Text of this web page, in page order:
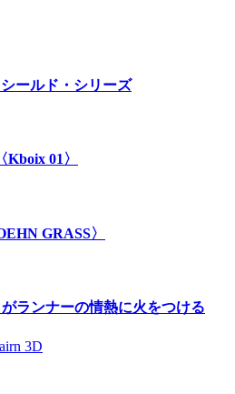
ールド・シリーズ
01〉
GRASS〉
ランナーの情熱に火をつける
3D